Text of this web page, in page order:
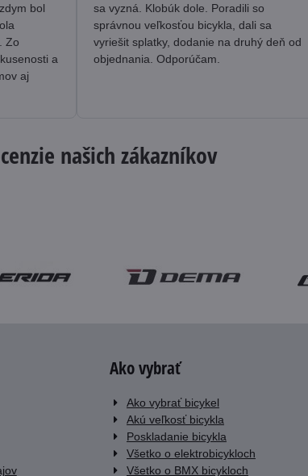
bol
Zo
a
aj
sa vyzná. Klobúk dole. Poradili so
správnou veľkosťou bicykla, dali sa
vyriešit splatky, dodanie na druhý deň od
objednania. Odporúčam.
našich zákazníkov
Ako vybrať
Ako vybrať bicykel
Akú veľkosť bicykla
Poskladanie bicykla
Všetko o elektrobicykloch
Všetko o BMX bicykloch